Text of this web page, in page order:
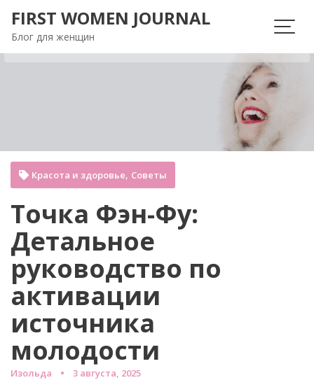
содержимому
FIRST WOMEN JOURNAL
Блог для женщин
Точка Фэн-Фу:
Детальное
руководство по
активации
источника
молодости
Изольда 3 августа, 2025
Красота и здоровье, Советы